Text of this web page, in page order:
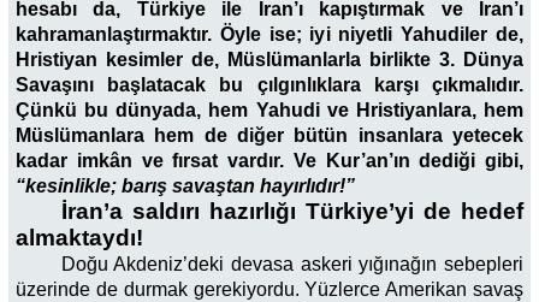
hesabı da, Türkiye ile İran’ı kapıştırmak ve İran’ı
kahramanlaştırmaktır. Öyle ise; iyi niyetli Yahudiler de,
Hristiyan kesimler de, Müslümanlarla birlikte 3. Dünya
Savaşını başlatacak bu çılgınlıklara karşı çıkmalıdır.
Çünkü bu dünyada, hem Yahudi ve Hristiyanlara, hem
Müslümanlara hem de diğer bütün insanlara yetecek
kadar imkân ve fırsat vardır. Ve Kur’an’ın dediği gibi,
“kesinlikle; barış savaştan hayırlıdır!”
İran’a saldırı hazırlığı Türkiye’yi de hedef
almaktaydı!
Doğu Akdeniz’deki devasa askeri yığınağın sebepleri
üzerinde de durmak gerekiyordu. Yüzlerce Amerikan savaş